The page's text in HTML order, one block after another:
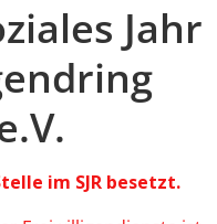
Jahr
im SJR besetzt.